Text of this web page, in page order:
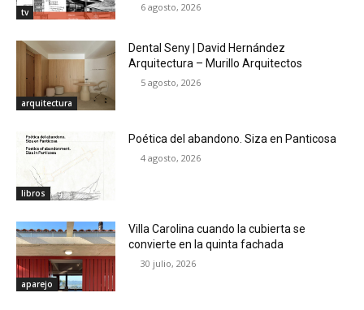
tv 6 agosto, 2026
arquitectura
Dental Seny | David Hernández
Arquitectura – Murillo Arquitectos
5 agosto, 2026
libros
Poética del abandono. Siza en Panticosa
4 agosto, 2026
aparejo
Villa Carolina cuando la cubierta se
convierte en la quinta fachada
30 julio, 2026